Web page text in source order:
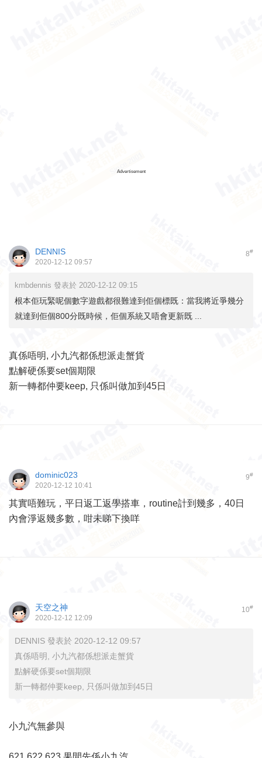
Advertisement
8#
DENNIS
2020-12-12 09:57
kmbdennis 發表於 2020-12-12 09:15
根本佢玩緊呢個數字遊戲都很難達到佢個標既：當我將近爭幾分
就達到佢個800分既時候，佢個系統又唔會更新既 ...
真係唔明, 小九汽都係想派走蟹貨
點解硬係要set個期限
新一轉都仲要keep, 只係叫做加到45日
9#
dominic023
2020-12-12 10:41
其實唔難玩，平日返工返學搭車，routine計到幾多，40日
內會淨返幾多數，咁未睇下換咩
10#
天空之神
2020-12-12 12:09
DENNIS 發表於 2020-12-12 09:57
真係唔明, 小九汽都係想派走蟹貨
點解硬係要set個期限
新一轉都仲要keep, 只係叫做加到45日
小九汽無參與